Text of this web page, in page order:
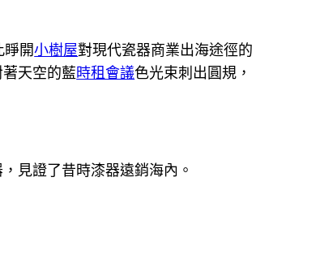
睜開小樹屋對現代瓷器商業出海途徑的
天空的藍時租會議色光束刺出圓規，
見證了昔時漆器遠銷海內。